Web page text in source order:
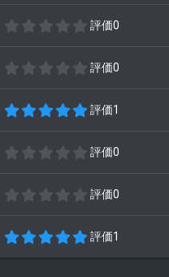
0
0
つ
星
0
0
0
つ
星
評価0
0
0
0
つ
星
評価0
5
0
0
つ
星
評価1
0
0
0
つ
星
評価0
0
0
0
つ
星
評価0
5
0
評価1